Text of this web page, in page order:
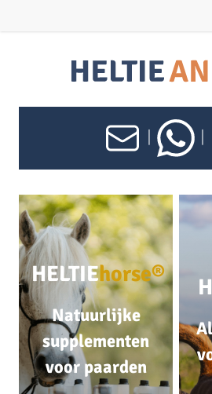
HELTIEhorse®
Natuurlijke
supplementen
voor paarden